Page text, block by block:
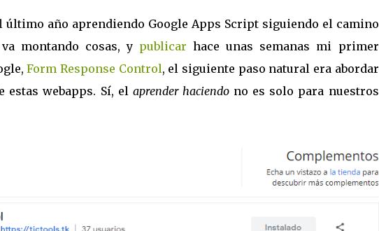
último año aprendiendo Google Apps Script siguiendo el camino
montando cosas, y publicar hace unas semanas mi primer
Form Response Control, el siguiente paso natural era abordar
estas webapps. Sí, el aprender haciendono es solo para nuestros